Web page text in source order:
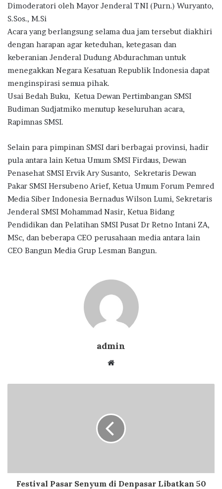
Dimoderatori oleh Mayor Jenderal TNI (Purn.) Wuryanto,
S.Sos., M.Si
Acara yang berlangsung selama dua jam tersebut diakhiri
dengan harapan agar keteduhan, ketegasan dan
keberanian Jenderal Dudung Abdurachman untuk
menegakkan Negara Kesatuan Republik Indonesia dapat
menginspirasi semua pihak.
Usai Bedah Buku, Ketua Dewan Pertimbangan SMSI
Budiman Sudjatmiko menutup keseluruhan acara,
Rapimnas SMSI.
Selain para pimpinan SMSI dari berbagai provinsi, hadir
pula antara lain Ketua Umum SMSI Firdaus, Dewan
Penasehat SMSI Ervik Ary Susanto, Sekretaris Dewan
Pakar SMSI Hersubeno Arief, Ketua Umum Forum Pemred
Media Siber Indonesia Bernadus Wilson Lumi, Sekretaris
Jenderal SMSI Mohammad Nasir, Ketua Bidang
Pendidikan dan Pelatihan SMSI Pusat Dr Retno Intani ZA,
MSc, dan beberapa CEO perusahaan media antara lain
CEO Bangun Media Grup Lesman Bangun.
admin
Website
Festival Pasar Senyum di Denpasar Libatkan 50